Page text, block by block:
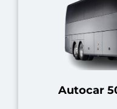
Autocar